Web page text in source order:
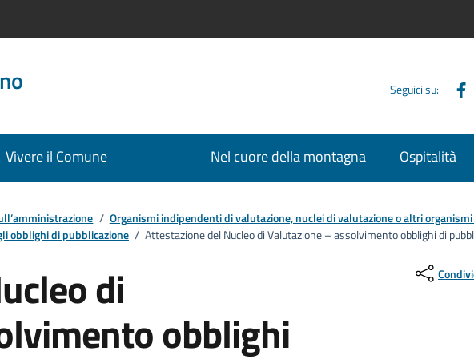
Seguici su:
Vivere il Comune Nel cuore della montagna Ospitalità
/ Organismi indipendenti di valutazione, nuclei di valutazione o altri
obblighi di pubblicazione / Attestazione del Nucleo di Valutazione – assolvimento obblighi di
di
obblighi